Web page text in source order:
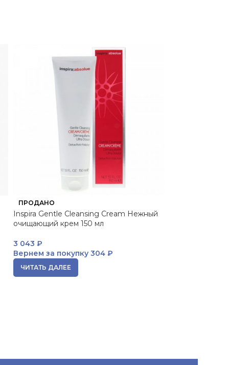
ПРОДАНО
Inspira Gentle Cleansing Cream Нежный
очищающий крем 150 мл
3 043 ₽
Вернем за покупку304 ₽
ЧИТАТЬ ДАЛЕЕ